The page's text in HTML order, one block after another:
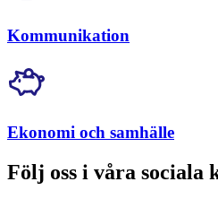
Kommunikation
Ekonomi och samhälle
Följ oss i våra sociala